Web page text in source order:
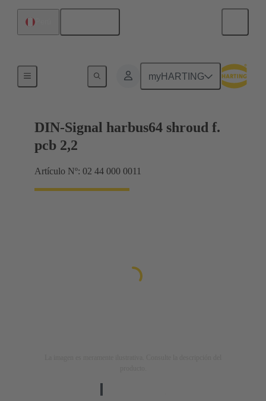
myHARTING
Terminación de placa madre a tarjeta hija
DIN-Signal harbus64 shroud f.
pcb 2,2
Artículo Nº: 02 44 000 0011